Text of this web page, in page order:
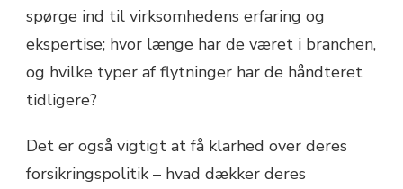
spørge ind til virksomhedens erfaring og
ekspertise; hvor længe har de været i branchen,
og hvilke typer af flytninger har de håndteret
tidligere?
Det er også vigtigt at få klarhed over deres
forsikringspolitik – hvad dækker deres